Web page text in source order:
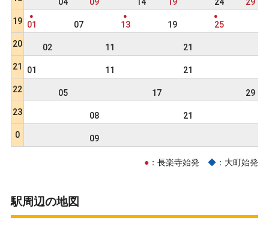
04 09 14 19 24
29
19
● ● ●
01 07 13 19
25
20
02 11 21
21
01 11 21
22
05 17
29
23
08
21
0
09
● ：長楽寺始発 ◆ ：大町始発
駅周辺の地図